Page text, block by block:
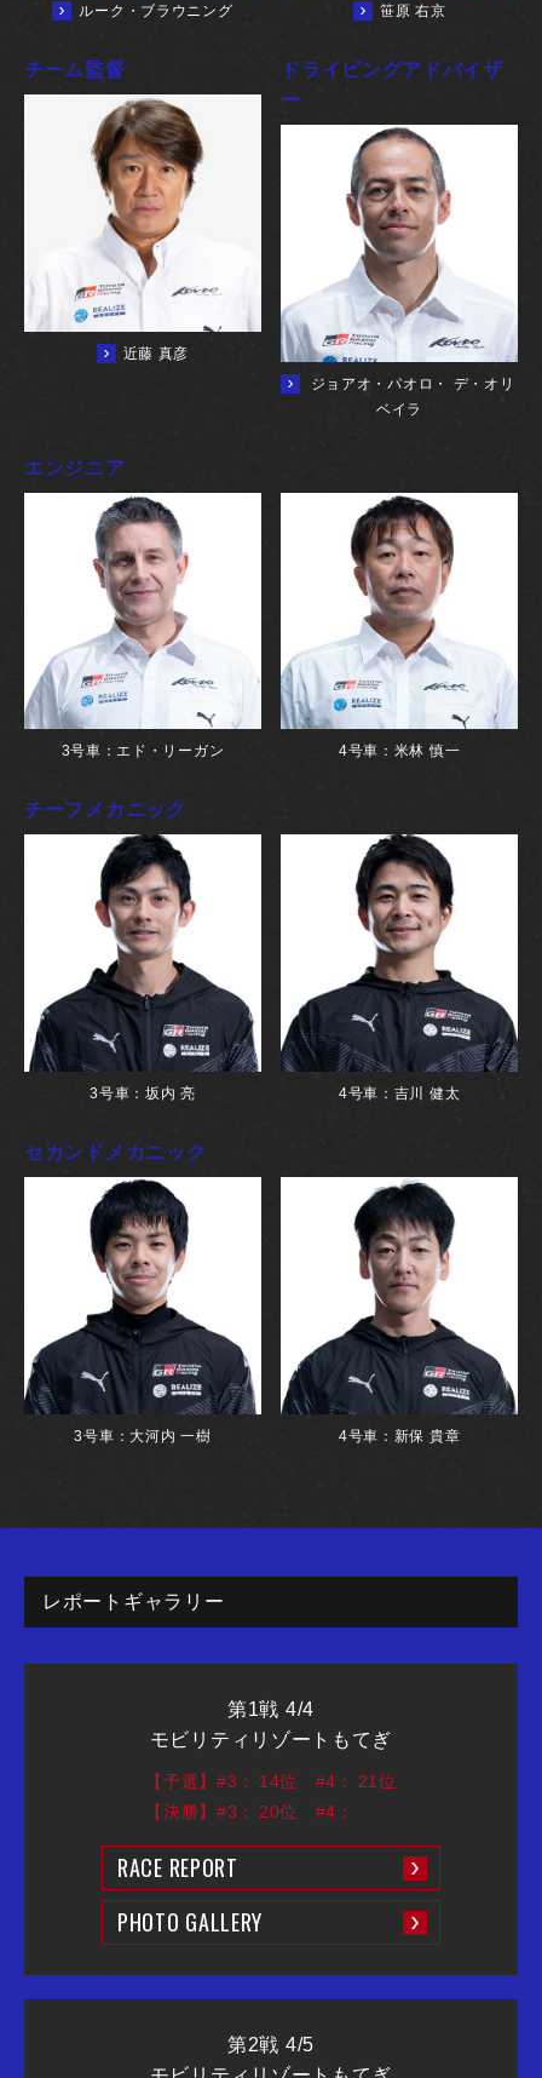
ルーク・ブラウニング 笹原 右京
チーム監督
近藤 真彦
ドライビングアドバイザ
ー
ジョアオ・パオロ・ デ・オリ
ベイラ
エンジニア
3号車：エド・リーガン 4号車：米林 慎一
チーフメカニック
3号車：坂内 亮 4号車：吉川 健太
セカンドメカニック
3号車：大河内 一樹 4号車：新保 貴章
レポートギャラリー
第1戦 4/4
モビリティリゾートもてぎ
【予選】#3： 14位 #4：
21位
【決勝】#3：
20位 #4：
RACE REPORT
PHOTO GALLERY
第2戦 4/5